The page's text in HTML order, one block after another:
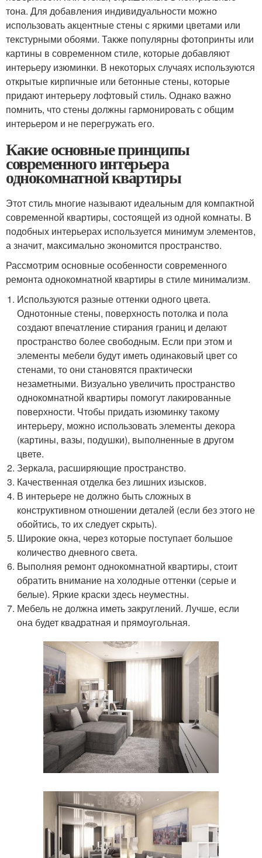
тона. Для добавления индивидуальности можно
использовать акцентные стены с яркими цветами или
текстурными обоями. Также популярны фотопринты или
картины в современном стиле, которые добавляют
интерьеру изюминки. В некоторых случаях используются
открытые кирпичные или бетонные стены, которые
придают интерьеру лофтовый стиль. Однако важно
помнить, что стены должны гармонировать с общим
интерьером и не перегружать его.
Какие основные принципы
современного интерьера
однокомнатной квартиры
Этот стиль многие называют идеальным для компактной
современной квартиры, состоящей из одной комнаты. В
подобных интерьерах используется минимум элементов,
а значит, максимально экономится пространство.
Рассмотрим основные особенности современного
ремонта однокомнатной квартиры в стиле минимализм.
Используются разные оттенки одного цвета.
Однотонные стены, поверхность потолка и пола
создают впечатление стирания границ и делают
пространство более свободным. Если при этом и
элементы мебели будут иметь одинаковый цвет со
стенами, то они становятся практически
незаметными. Визуально увеличить пространство
однокомнатной квартиры помогут лакированные
поверхности. Чтобы придать изюминку такому
интерьеру, можно использовать элементы декора
(картины, вазы, подушки), выполненные в другом
цвете.
Зеркала, расширяющие пространство.
Качественная отделка без лишних изысков.
В интерьере не должно быть сложных в
конструктивном отношении деталей (если без этого не
обойтись, то их следует скрыть).
Широкие окна, через которые поступает большое
количество дневного света.
Выполняя ремонт однокомнатной квартиры, стоит
обратить внимание на холодные оттенки (серые и
белые). Яркие краски здесь неуместны.
Мебель не должна иметь закруглений. Лучше, если
она будет квадратная и прямоугольная.